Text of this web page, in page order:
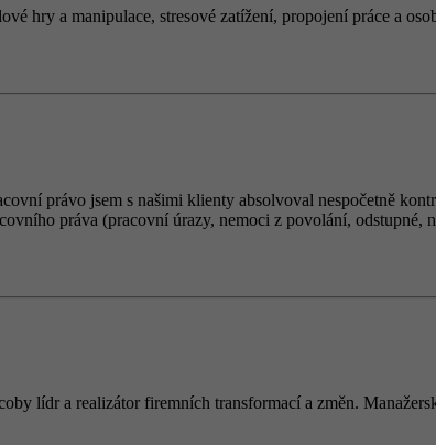
é hry a manipulace, stresové zatížení, propojení práce a
právo jsem s našimi klienty absolvoval nespočetně
práva (pracovní úrazy, nemoci z povolání,
lídr a realizátor firemních transformací a změn.